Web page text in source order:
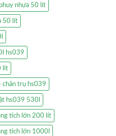
phuy nhựa 50 lít
50 lít
hs039
lít
chân trụ hs039
hs039 530l
tích lớn 200 lít
tích lớn 1000l